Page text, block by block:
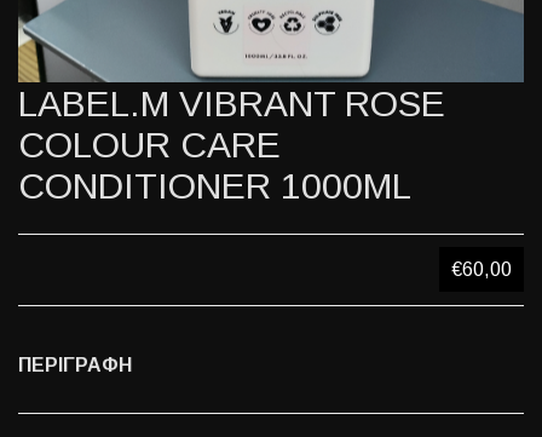
LABEL.M VIBRANT ROSE
COLOUR CARE
CONDITIONER 1000ML
€60,00
ΠΕΡΙΓΡΑΦΗ